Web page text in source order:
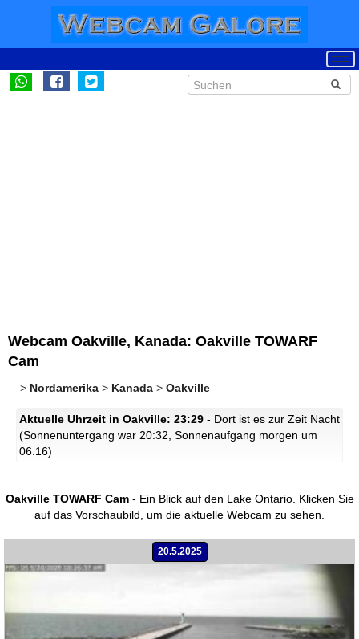
Webcam Oakville, Kanada: Oakville TOWARF
Cam
> Nordamerika > Kanada > Oakville
Aktuelle Uhrzeit in Oakville: 23:29 - Dort ist es zur Zeit Nacht
(Sonnenuntergang war 20:32, Sonnenaufgang morgen um
06:16)
Oakville TOWARF Cam- Ein Blick auf den Lake Ontario. Klicken Sie
auf das Vorschaubild, um die aktuelle Webcam zu sehen.
20.5.2025